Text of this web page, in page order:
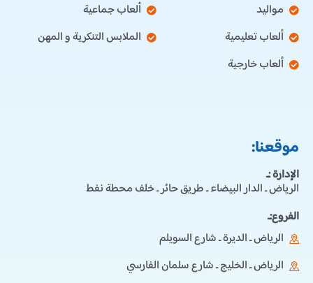
مواليد
ألعاب تعليمية
ألعاب خارجية
ألعاب جماعية
الملابس التنكرية و المهن
موقعنا:
الإدارة :ـ
الرياض ـ الدار البيضاء ـ طريق حائر ـ خلف محطة نفط
الفروع:ـ
الرياض ـ الديرة ـ شارع السويلم
الرياض ـ الخليج ـ شارع سلمان الفارسي